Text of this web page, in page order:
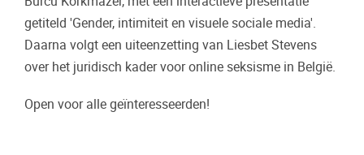
getiteld 'Gender, intimiteit en visuele sociale media'.
Daarna volgt een uiteenzetting van Liesbet Stevens
over het juridisch kader voor online seksisme in België.
Open voor alle geïnteresseerden!